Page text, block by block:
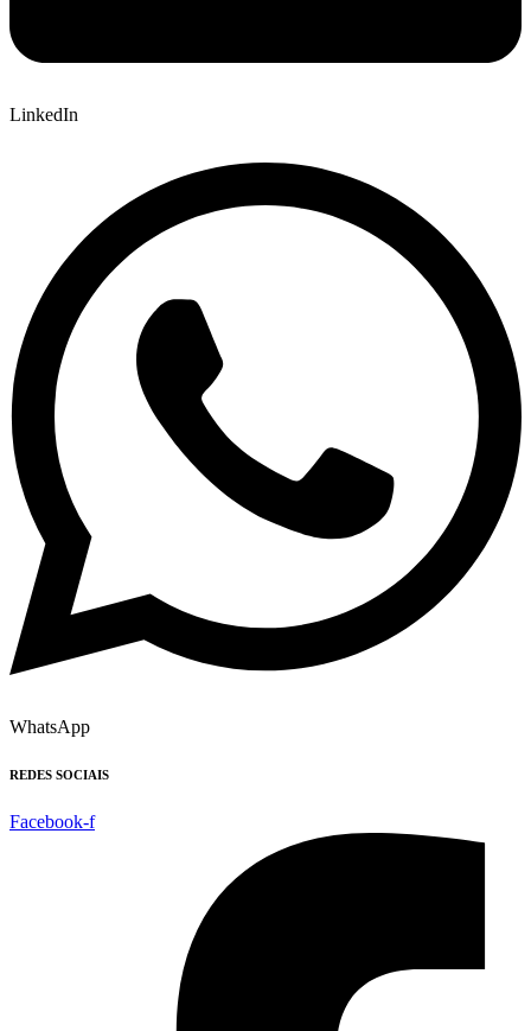
LinkedIn
WhatsApp
REDES SOCIAIS
Facebook-f